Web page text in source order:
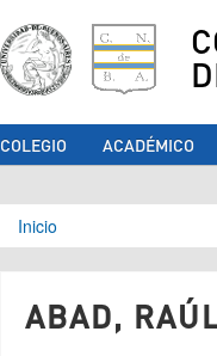
COLEGIO ACADÉMICO
Se
Inicio
ABAD,